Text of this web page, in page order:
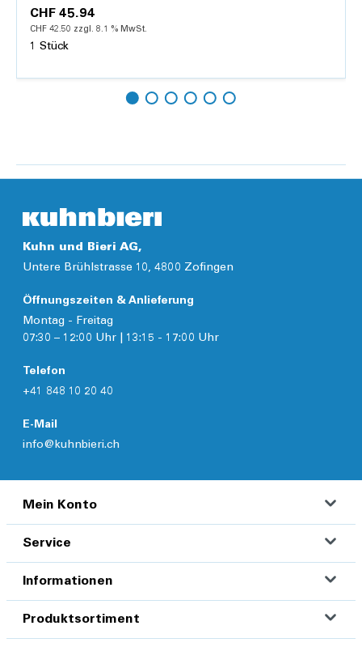
CHF 45.94
CHF 42.50 zzgl. 8.1 % MwSt.
1 Stück
Hinzufügen
Kuhn und Bieri AG,
Untere Brühlstrasse 10, 4800 Zofingen
Öffnungszeiten & Anlieferung
Montag - Freitag
07:30 – 12:00 Uhr | 13:15 - 17:00 Uhr
Telefon
+41 848 10 20 40
E-Mail
info@kuhnbieri.ch
Mein Konto
Service
Informationen
Produktsortiment